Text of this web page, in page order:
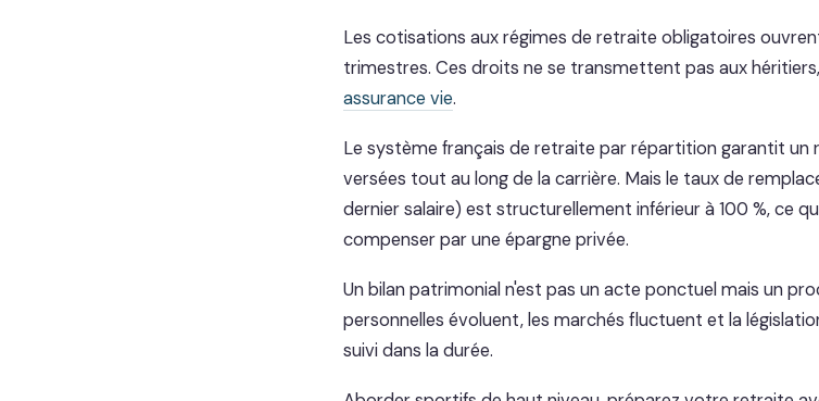
Les cotisations aux régimes de retraite obligatoires
trimestres. Ces droits ne se transmettent pas aux
assurance vie.
Le système français de retraite par répartition garantit
versées tout au long de la carrière. Mais le taux de
dernier salaire) est structurellement inférieur à 100 %, ce
compenser par une épargne privée.
Un bilan patrimonial n'est pas un acte ponctuel mais un
personnelles évoluent, les marchés fluctuent et la
suivi dans la durée.